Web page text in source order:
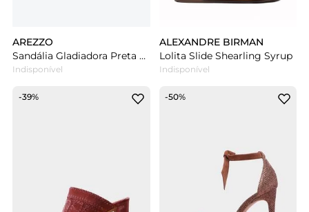
AREZZO
Sandália Gladiadora Preta Arezzo Couro Salto Fino Ella
Indisponível
ALEXANDRE BIRMAN
Lolita Slide Shearling Syrup
Indisponível
-39% -50%